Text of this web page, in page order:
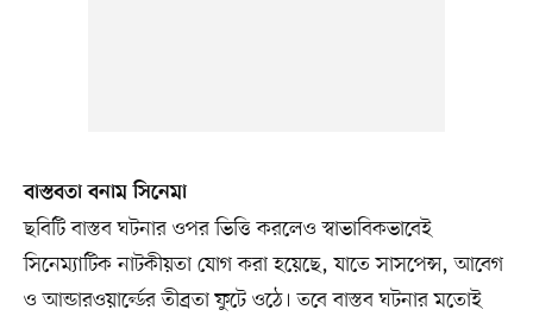
বাস্তবতা বনাম সিনেমা
ছবিটি বাস্তব ঘটনার ওপর ভিত্তি করলেও স্বাভাবিকভাবেই
সিনেম্যাটিক নাটকীয়তা যোগ করা হয়েছে, যাতে সাসপেন্স, আবেগ
ও আন্ডারওয়ার্ল্ডের তীব্রতা ফুটে ওঠে। তবে বাস্তব ঘটনার মতোই